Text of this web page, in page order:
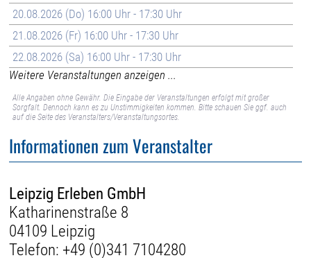
20.08.2026 (Do) 16:00 Uhr - 17:30 Uhr
21.08.2026 (Fr) 16:00 Uhr - 17:30 Uhr
22.08.2026 (Sa) 16:00 Uhr - 17:30 Uhr
Weitere Veranstaltungen anzeigen ...
Alle Angaben ohne Gewähr. Die Eingabe der Veranstaltungen erfolgt mit großer
Sorgfalt. Dennoch kann es zu Unstimmigkeiten kommen. Bitte schauen Sie ggf. auch
auf die Seite des Veranstalters/Veranstaltungsortes.
Informationen zum Veranstalter
Leipzig Erleben GmbH
Katharinenstraße 8
04109 Leipzig
Telefon: +49 (0)341 7104280